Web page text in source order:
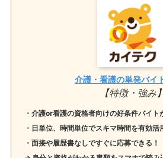
介護・看護の単発バイ
【特徴・強み】
・介護or看護の資格者向けの好条件バイト
・日単位、時間単位でスキマ時間を有効
・面接や履歴書なしですぐに応募できる！